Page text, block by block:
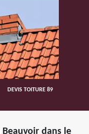
DEVIS TOITURE 89
dans le